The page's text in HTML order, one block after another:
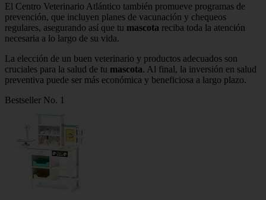
El Centro Veterinario Atlántico también promueve programas de
prevención, que incluyen planes de vacunación y chequeos
regulares, asegurando así que tu mascota reciba toda la atención
necesaria a lo largo de su vida.
La elección de un buen veterinario y productos adecuados son
cruciales para la salud de tu mascota. Al final, la inversión en salud
preventiva puede ser más económica y beneficiosa a largo plazo.
Bestseller No. 1